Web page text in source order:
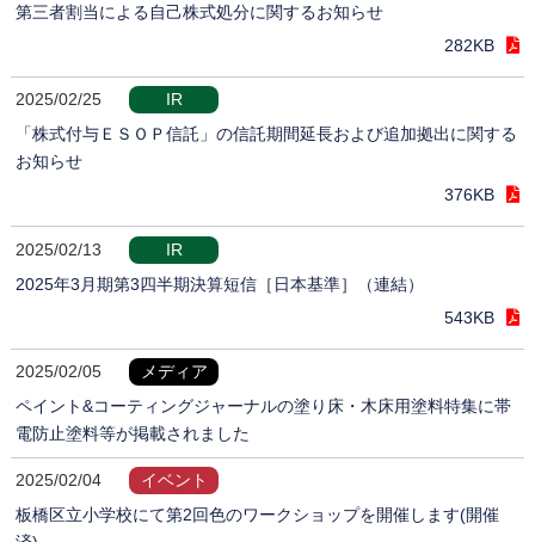
第三者割当による自己株式処分に関するお知らせ
282KB
2025/02/25
IR
「株式付与ＥＳＯＰ信託」の信託期間延長および追加拠出に関する
お知らせ
376KB
2025/02/13
IR
2025年3月期第3四半期決算短信［日本基準］（連結）
543KB
2025/02/05
メディア
ペイント&コーティングジャーナルの塗り床・木床用塗料特集に帯
電防止塗料等が掲載されました
2025/02/04
イベント
板橋区立小学校にて第2回色のワークショップを開催します(開催